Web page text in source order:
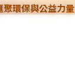
環保與公益力量